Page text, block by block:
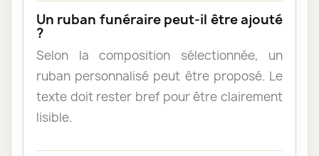
Un ruban funéraire peut-il être ajouté
?
Selon la composition sélectionnée, un
ruban personnalisé peut être proposé. Le
texte doit rester bref pour être clairement
lisible.